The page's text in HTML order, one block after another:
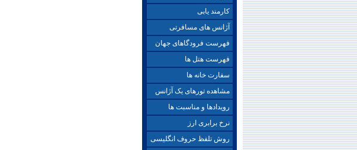
کارمند یابی
آژانس های مسافرتی
فهرست فرودگاهای جهان
فهرست هتل ها
سفارت خانه ها
مشاهده تورهای یک آژانس
رویدادها و مناسبت ها
نرخ برابری ارز
روش تلفظ حروف انگلیسی